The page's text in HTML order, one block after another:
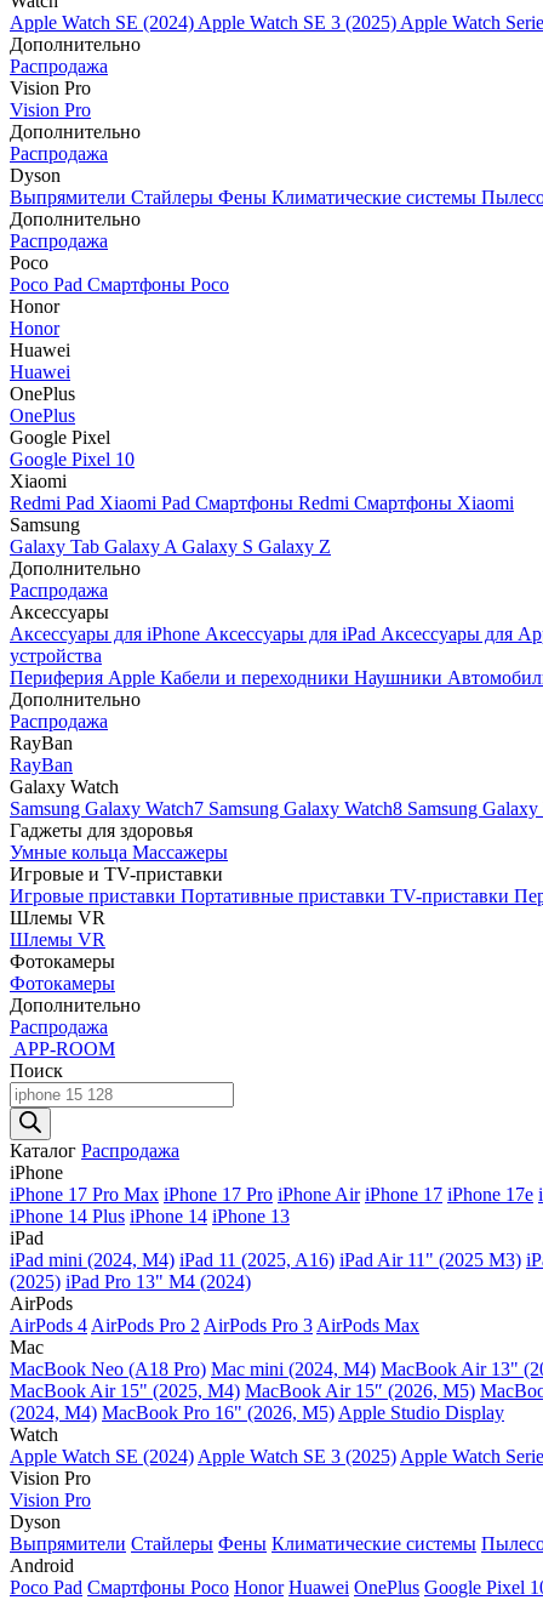
Apple Watch SE (2024) Apple Watch SE 3 (2025) Apple Watch
Дополнительно
Распродажа
Vision Pro
Vision Pro
Дополнительно
Распродажа
Dyson
Выпрямители Стайлеры Фены Климатические системы
Дополнительно
Распродажа
Poco
Poco Pad Смартфоны Poco
Honor
Honor
Huawei
Huawei
OnePlus
OnePlus
Google Pixel
Google Pixel 10
Xiaomi
Redmi Pad Xiaomi Pad Смартфоны Redmi Смартфоны Xiaomi
Samsung
Galaxy Tab Galaxy A Galaxy S Galaxy Z
Дополнительно
Распродажа
Аксессуары
Аксессуары для iPhone Аксессуары для iPad Аксессуары для
устройства
Периферия Apple Кабели и переходники Наушники
Дополнительно
Распродажа
RayBan
RayBan
Galaxy Watch
Samsung Galaxy Watch7 Samsung Galaxy Watch8 Samsung
Гаджеты для здоровья
Умные кольца Массажеры
Игровые и TV-приставки
Игровые приставки Портативные приставки TV-приставки
Шлемы VR
Шлемы VR
Фотокамеры
Фотокамеры
Дополнительно
Распродажа
APP-ROOM
Поиск
Поиск
товаров
Каталог Распродажа
iPhone
iPhone 17 Pro Max iPhone 17 Pro iPhone Air iPhone 17 iPhone 17e
iPhone 14 Plus iPhone 14 iPhone 13
iPad
iPad mini (2024, M4) iPad 11 (2025, A16) iPad Air 11" (2025 M3)
(2025) iPad Pro 13" M4 (2024)
AirPods
AirPods 4 AirPods Pro 2 AirPods Pro 3 AirPods Max
Mac
MacBook Neo (A18 Pro) Mac mini (2024, M4) MacBook Air 13"
MacBook Air 15" (2025, M4) MacBook Air 15″ (2026, M5)
(2024, M4) MacBook Pro 16" (2026, M5) Apple Studio Display
Watch
Apple Watch SE (2024) Apple Watch SE 3 (2025) Apple Watch
Vision Pro
Vision Pro
Dyson
Выпрямители Стайлеры Фены Климатические системы
Android
Poco Pad Смартфоны Poco Honor Huawei OnePlus Google Pixel